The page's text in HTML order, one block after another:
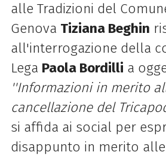
alle Tradizioni del
Genova Tiziana Beghin
all'interrogazione della
Lega Paola Bordilli a
''Informazioni in merito
cancellazione del
si affida ai social per
disappunto in merito